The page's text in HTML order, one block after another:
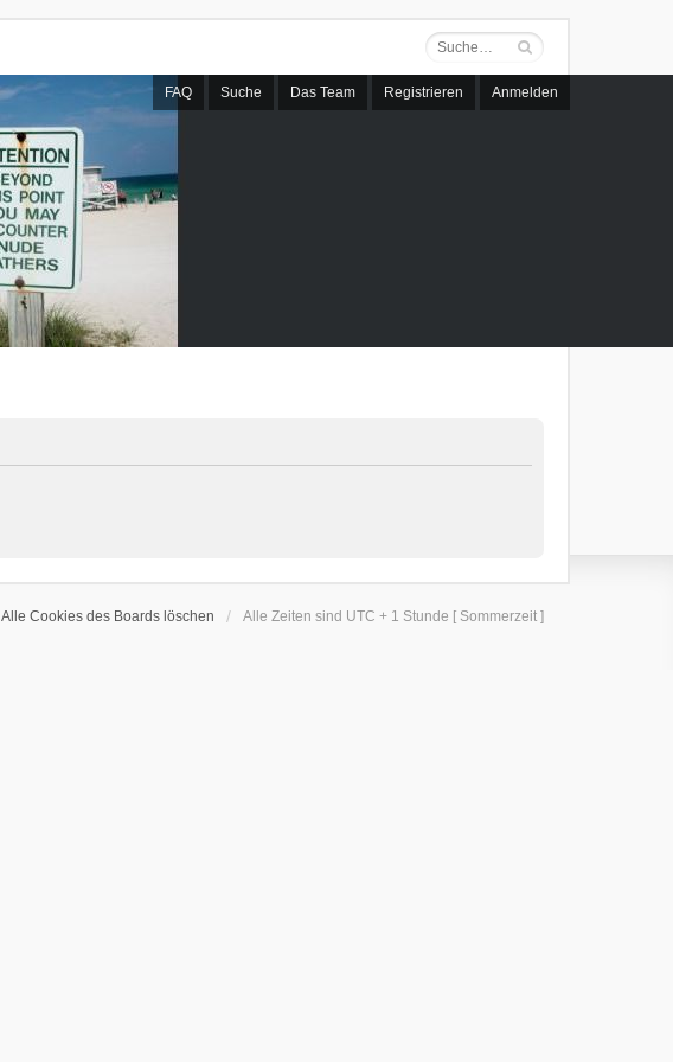
FAQ Suche Das Team Registrieren Anmelden
Alle Cookies des Boards löschen Alle Zeiten sind UTC + 1 Stunde [ Sommerzeit ]